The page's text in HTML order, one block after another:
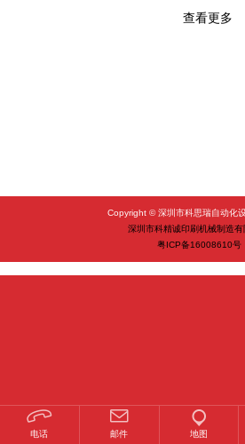
查看更多
Copyright © 深圳市科思瑞自动化
深圳市科精诚印刷机械制造有
粤ICP备16008610号
电话 邮件 地图